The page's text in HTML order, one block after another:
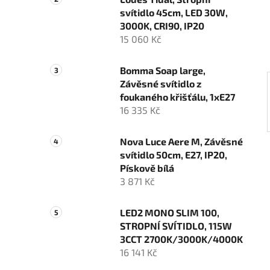
n
e
svítidlo 45cm, LED 30W,
3000K, CRI90, IP20
15 060 Kč
Bomma Soap large,
Závěsné svítidlo z
foukaného křišťálu, 1xE27
16 335 Kč
Nova Luce Aere M, Závěsné
svítidlo 50cm, E27, IP20,
Pískově bílá
3 871 Kč
LED2 MONO SLIM 100,
STROPNÍ SVÍTIDLO, 115W
3CCT 2700K/3000K/4000K
16 141 Kč